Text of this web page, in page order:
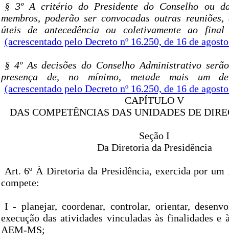
§ 3º A critério do Presidente do Conselho ou
membros, poderão ser convocadas outras
úteis de antecedência ou coletivamente ao final
(acrescentado pelo Decreto nº 16.250, de 16 de
§ 4º As decisões do Conselho Administrativo
presença de, no mínimo, metade mais um de
(acrescentado pelo Decreto nº 16.250, de 16 de
CAPÍTULO V
DAS COMPETÊNCIAS DAS UNIDADES DE
Seção I
Da Diretoria da Presidência
Art. 6º À Diretoria da Presidência, exercida por um
compete:
I - planejar, coordenar, controlar, orientar,
execução das atividades vinculadas às finalidades e
AEM-MS;